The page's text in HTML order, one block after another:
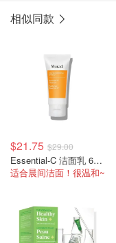
相似同款
$21.75 $29.00
Essential-C 洁面乳 60ml
适合晨间洁面！很温和~